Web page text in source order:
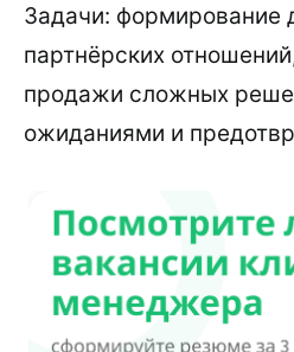
Задачи: формирование
партнёрских
продажи сложных
ожиданиями и